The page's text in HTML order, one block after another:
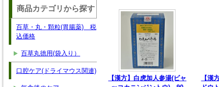
【漢方】白虎加人参湯(ビャ
【漢
商品カテゴリから探す
百草・丸・顆粒(胃腸薬) 税
込価格
百草丸徳用(袋入り）
口腔ケア(ドライマウス関連)